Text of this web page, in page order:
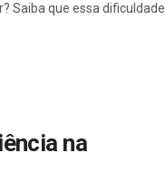
Saiba que essa dificuldade
na